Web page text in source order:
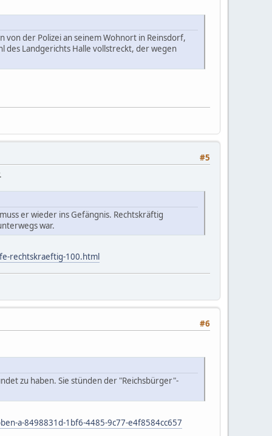
der Polizei an seinem Wohnort in Reinsdorf,
Landgerichts Halle vollstreckt, der wegen
#5
er wieder ins Gefängnis. Rechtskräftig
war.
rechtskraeftig-100.html
#6
zu haben. Sie stünden der "Reichsbürger"-
a-8498831d-1bf6-4485-9c77-e4f8584cc657